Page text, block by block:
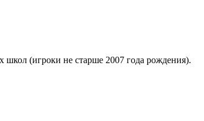
школ (игроки не старше 2007 года рождения).